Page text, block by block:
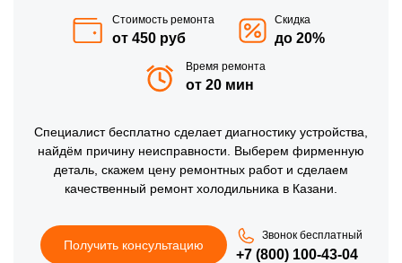
Стоимость ремонта
от 450 руб
Скидка
до 20%
Время ремонта
от 20 мин
Специалист бесплатно сделает диагностику устройства,
найдём причину неисправности. Выберем фирменную
деталь, скажем цену ремонтных работ и сделаем
качественный ремонт холодильника в Казани.
Получить консультацию
Звонок бесплатный
+7 (800) 100-43-04